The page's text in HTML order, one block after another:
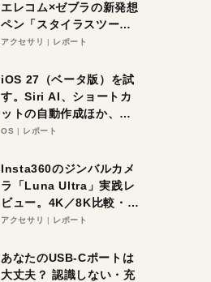
エレコム×ゼブラの新発想
ペン「スタイラスツーウ
ェイ」レビュー。持ち替
アクセサリ レポート
iOS 27（ベータ版）を試
す。Siri AI、ショートカ
ットの自動作成ほか、期
待大の便利機能5選。
る未来はすぐそこ！
OS レポート
Insta360のジンバルカメ
ラ「Luna Ultra」実践レ
ビュー。4K／8K比較・ズ
ーム・夜間撮影をチェッ
アクセサリ レポート
あなたのUSB-Cポートは
大丈夫？ 認識しない・充